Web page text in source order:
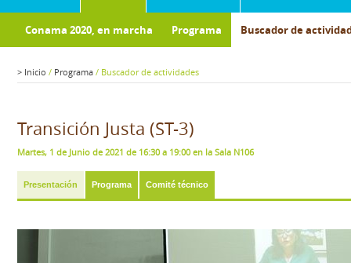
Conama 2020, en marcha Programa Buscador de
> Inicio / Programa / Buscador de actividades
Transición Justa (ST-3)
Martes, 1 de Junio de 2021 de 16:30 a 19:00 en la Sala N106
Presentación Programa Comité técnico